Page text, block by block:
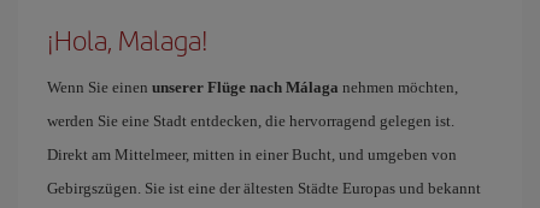
¡Hola, Malaga!
Wenn Sie einen unserer Flüge nach Málaga nehmen möchten,
werden Sie eine Stadt entdecken, die hervorragend gelegen ist.
Direkt am Mittelmeer, mitten in einer Bucht, und umgeben von
Gebirgszügen. Sie ist eine der ältesten Städte Europas und bekannt